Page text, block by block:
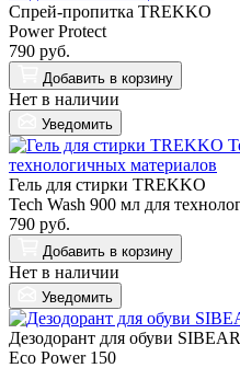
Спрей-пропитка TREKKO
Power Protect
790 руб.
Добавить в корзину
Нет в наличии
Уведомить
Гель для стирки TREKKO
Tech Wash 900 мл для
790 руб.
Добавить в корзину
Нет в наличии
Уведомить
Дезодорант для обуви
Eco Power 150